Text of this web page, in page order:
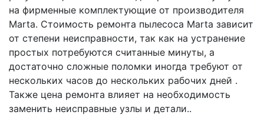
на фирменные комплектующие от производителя
Marta. Стоимость ремонта пылесоса Marta зависит
от степени неисправности, так как на устранение
простых потребуются считанные минуты, а
достаточно сложные поломки иногда требуют от
нескольких часов до нескольких рабочих дней .
Также цена ремонта влияет на необходимость
заменить неисправные узлы и детали..